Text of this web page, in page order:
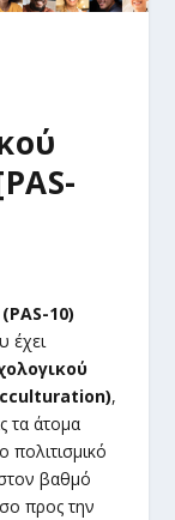
10)
έχει
,
τα άτομα
βαθμό
προς την